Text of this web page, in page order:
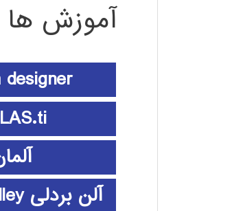
آموزش ها
آلن بردلی Allen bradley